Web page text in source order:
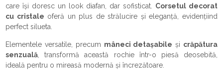
care își doresc un look diafan, dar sofisticat. Corsetul decorat
cu cristale oferă un plus de strălucire și eleganță, evidențiind
perfect silueta.
Elementele versatile, precum mâneci detașabile și crăpătura
senzuală , transformă această rochie într-o piesă deosebită,
ideală pentru o mireasă modernă și încrezătoare.